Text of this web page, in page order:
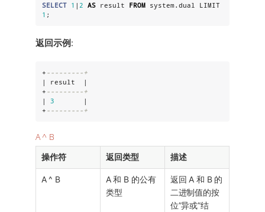
SELECT 1 |2 AS result FROM
1 ;
返回示例 :
+ ---------+
| result  |
+ ---------+
| 3
       |
+ ---------+
A ^ B
操作符 返回类型 描述
A ^ B
A 和 B 的公有
类型
返回 A 和 B 的
二进制值的按
位”异或”结